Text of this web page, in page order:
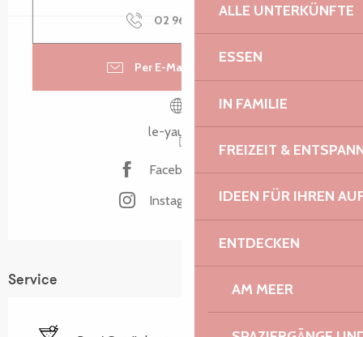
ALLE UNTERKÜNFTE
ESSEN
IN FAMILIE
FREIZEIT &
IDEEN FÜR IHREN
ENTDECKEN
AM MEER
02 96 46 48
Per E-Mail kontaktieren
le-yaudet.fr
Facebook Seite
Instagram Seite
Service